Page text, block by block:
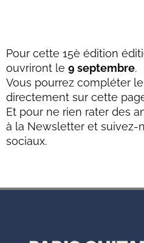
Pour cette 15è édition
ouvriront le 9 septembre.
Vous pourrez compléter
directement sur cette
Et pour ne rien rater des
à la Newsletter et suivez-
sociaux.